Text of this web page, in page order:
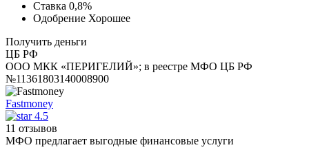
Ставка 0,8%
Одобрение Хорошее
Получить деньги
ЦБ РФ
ООО МКК «ПЕРИГЕЛИЙ»; в реестре МФО ЦБ РФ
№11361803140008900
Fastmoney
4.5
11 отзывов
МФО предлагает выгодные финансовые услуги